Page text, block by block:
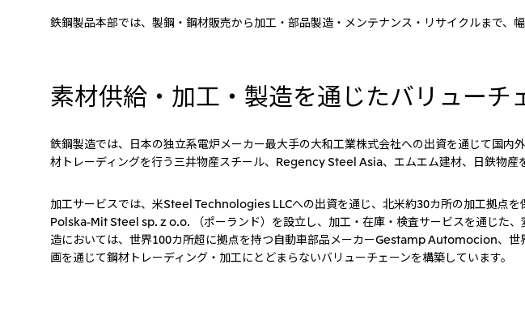
鉄鋼製品本部では、製鋼・鋼材販売から加工・部品製造・メンテナンス・リサイクルまで、
素材供給・加工・製造を通じたバリューチ
鉄鋼製造では、日本の独立系電炉メーカー最大手の大和工業株式会社への出資を通じて国
材トレーディングを行う三井物産スチール、Regency Steel Asia、エムエム建材、日鉄物産
加工サービスでは、米Steel Technologies LLCへの出資を通じ、北米約30カ所の加工拠点
Polska-Mit Steel sp. z o.o. （ポーランド）を設立し、加工・在庫・検査サービスを通じた
造においては、世界100カ所超に拠点を持つ自動車部品メーカーGestamp Automocion、
画を通じて鋼材トレーディング・加工にとどまらないバリューチェーンを構築しています。